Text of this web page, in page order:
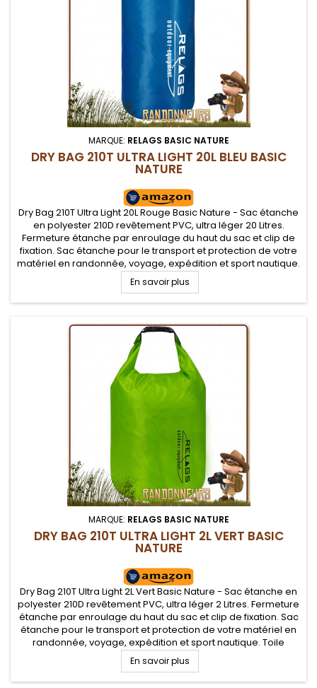
MARQUE: RELAGS BASIC NATURE
DRY BAG 210T ULTRA LIGHT 20L BLEU BASIC
NATURE
Dry Bag 210T Ultra Light 20L Rouge Basic Nature - Sac étanche
en polyester 210D revêtement PVC, ultra léger 20 Litres.
Fermeture étanche par enroulage du haut du sac et clip de
fixation. Sac étanche pour le transport et protection de votre
matériel en randonnée, voyage, expédition et sport nautique.
Toile ripstop difficilement déchirable.
En savoir plus
MARQUE: RELAGS BASIC NATURE
DRY BAG 210T ULTRA LIGHT 2L VERT BASIC
NATURE
Dry Bag 210T Ultra Light 2L Vert Basic Nature - Sac étanche en
polyester 210D revêtement PVC, ultra léger 2 Litres. Fermeture
étanche par enroulage du haut du sac et clip de fixation. Sac
étanche pour le transport et protection de votre matériel en
randonnée, voyage, expédition et sport nautique. Toile
ripstop difficilement déchirable.
En savoir plus